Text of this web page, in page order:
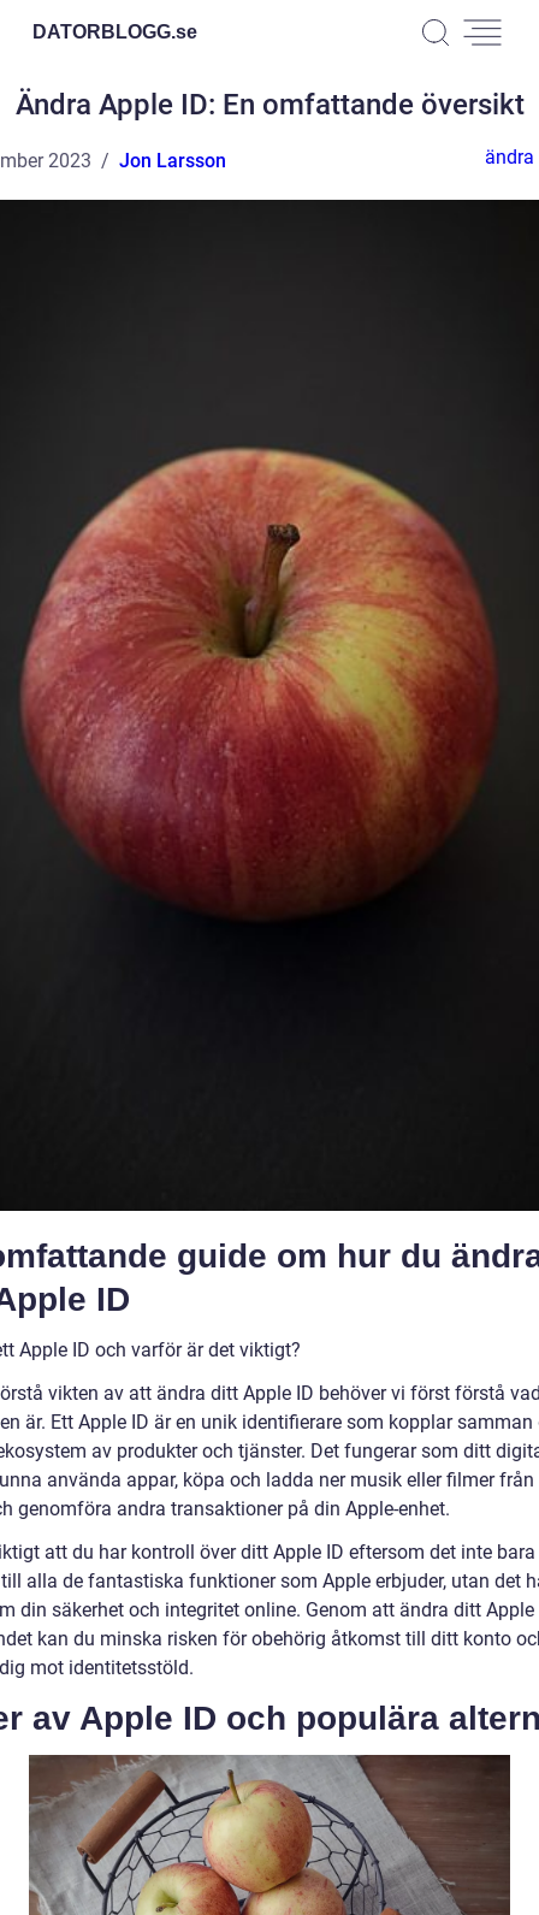
DATORBLOGG.se
Ändra Apple ID: En omfattande översikt
2023 Jon Larsson
guide om hur du
ID
Apple ID och varför är det viktigt?
vikten av att ändra ditt Apple ID behöver vi först förstå
är. Ett Apple ID är en unik identifierare som kopplar samman
av produkter och tjänster. Det fungerar som ditt
använda appar, köpa och ladda ner musik eller filmer från
genomföra andra transaktioner på din Apple-enhet.
att du har kontroll över ditt Apple ID eftersom det inte
alla de fantastiska funktioner som Apple erbjuder, utan det
din säkerhet och integritet online. Genom att ändra ditt Apple
kan du minska risken för obehörig åtkomst till ditt konto
mot identitetsstöld.
av Apple ID och populära